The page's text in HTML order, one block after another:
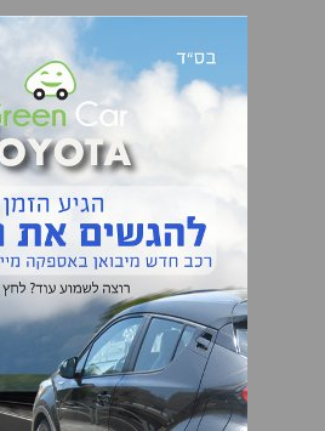
88900.00 ₪
2020
88500 km
74900.00 ₪
קיה ספורטאג'
2015
141000 km